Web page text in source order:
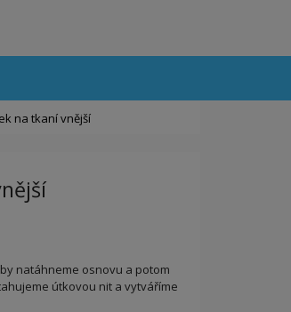
na tkaní vnější
natáhneme osnovu a potom
útkovou nit a vytváříme